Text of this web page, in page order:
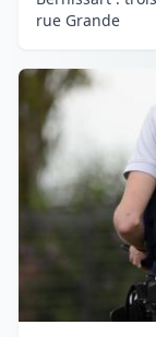
rue Grande